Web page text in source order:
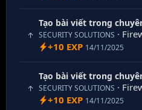
Tạo bài viết trong
SECURITY SOLUTIONS ·
+10 EXP 14/11/2025
Tạo bài viết trong
SECURITY SOLUTIONS ·
+10 EXP 14/11/2025